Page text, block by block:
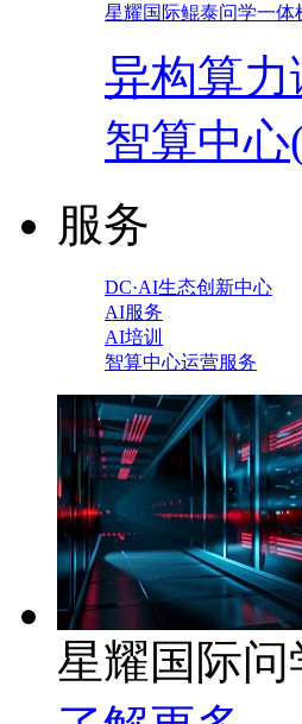
星耀国际鲲泰问学一体
异构算
智算中
服务
DC·AI生态创新中心
AI服务
AI培训
智算中心运营服务
星耀国际问